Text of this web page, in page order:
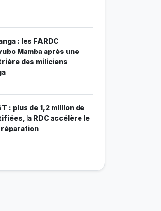
: les FARDC
Mamba après une
des miliciens
: plus de 1,2 million de
la RDC accélère le